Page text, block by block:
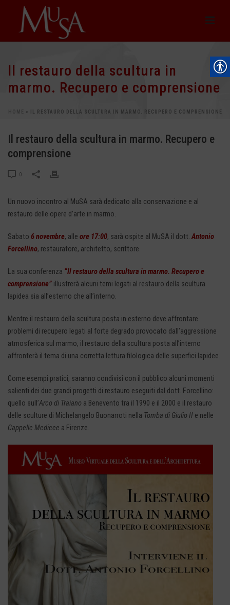
Il restauro della scultura in
marmo. Recupero e comprensione
» IL RESTAURO DELLA SCULTURA IN MARMO. RECUPERO E COMPRENSIONE
Il restauro della scultura in marmo. Recupero e
comprensione
0
Un nuovo incontro al MuSA sarà dedicato alla conservazione e al
restauro delle opere d’arte in marmo.
Sabato 6 novembre, alle ore 17:00, sarà ospite al MuSA il dott.Antonio
Forcellino, restauratore, architetto, scrittore.
La sua conferenza “Il restauro della scultura in marmo. Recupero e
comprensione” illustrerà alcuni temi legati al restauro della scultura
lapidea sia all’esterno che all’interno.
Mentre il restauro della scultura posta in esterno deve affrontare
problemi di recupero legati al forte degrado provocato dall’aggressione
atmosferica sul marmo, il restauro della scultura posta all’interno
affronterà il tema di una corretta lettura filologica delle superfici lapidee.
Come esempi pratici, saranno condivisi con il pubblico alcuni momenti
salienti dei due grandi progetti di restauro eseguiti dal dott. Forcellino:
quello sull’Arco di Traiano a Benevento tra il 1990 e il 2000 e il restauro
delle sculture di Michelangelo Buonarroti nella Tomba di Giulio II e nelle
Cappelle Medicee a Firenze.